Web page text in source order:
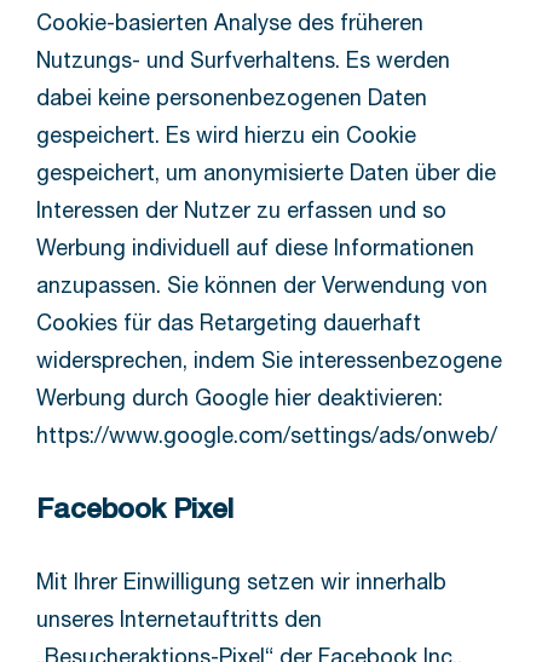
Cookie-basierten Analyse des früheren
Nutzungs- und Surfverhaltens. Es werden
dabei keine personenbezogenen Daten
gespeichert. Es wird hierzu ein Cookie
gespeichert, um anonymisierte Daten über die
Interessen der Nutzer zu erfassen und so
Werbung individuell auf diese Informationen
anzupassen. Sie können der Verwendung von
Cookies für das Retargeting dauerhaft
widersprechen, indem Sie interessenbezogene
Werbung durch Google hier deaktivieren:
https://www.google.com/settings/ads/onweb/
Facebook Pixel
Mit Ihrer Einwilligung setzen wir innerhalb
unseres Internetauftritts den